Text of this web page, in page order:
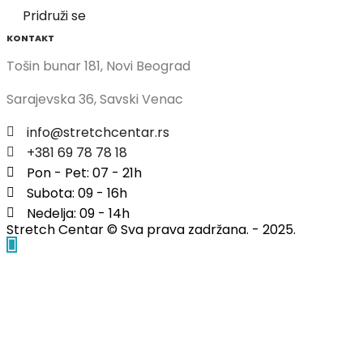
Pridruži se
KONTAKT
Tošin bunar 181, Novi Beograd
Sarajevska 36, Savski Venac
info@stretchcentar.rs
+381 69 78 78 18
Pon - Pet: 07 - 21h
Subota: 09 - 16h
Nedelja: 09 - 14h
Stretch Centar © Sva prava zadržana. - 2025.